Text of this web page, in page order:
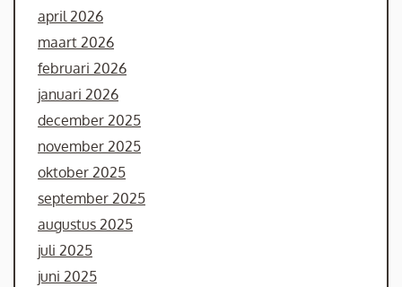
april 2026
maart 2026
februari 2026
januari 2026
december 2025
november 2025
oktober 2025
september 2025
augustus 2025
juli 2025
juni 2025